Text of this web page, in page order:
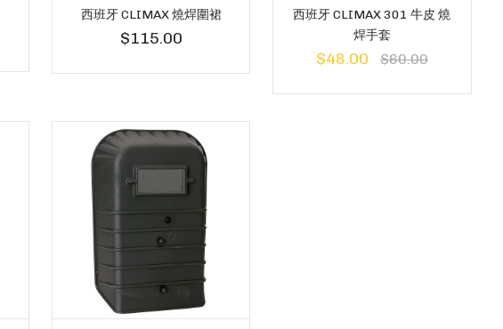
西班牙 CLIMAX 燒焊圍裙
$115.00
西班牙 CLIMAX 301 牛皮 燒
焊手套
$48.00 $60.00